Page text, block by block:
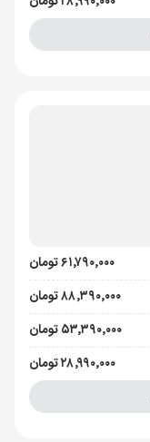
۶۱٬۷۹۰٬۰۰۰ تومان
۸۸٬۳۹۰٬۰۰۰ تومان
۵۳٬۳۹۰٬۰۰۰ تومان
۲۸٬۹۹۰٬۰۰۰ تومان